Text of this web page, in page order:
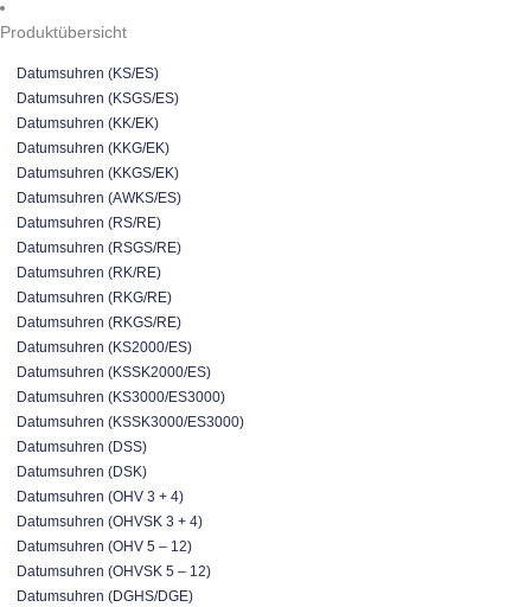
Produktübersicht
Datumsuhren (KS/ES)
Datumsuhren (KSGS/ES)
Datumsuhren (KK/EK)
Datumsuhren (KKG/EK)
Datumsuhren (KKGS/EK)
Datumsuhren (AWKS/ES)
Datumsuhren (RS/RE)
Datumsuhren (RSGS/RE)
Datumsuhren (RK/RE)
Datumsuhren (RKG/RE)
Datumsuhren (RKGS/RE)
Datumsuhren (KS2000/ES)
Datumsuhren (KSSK2000/ES)
Datumsuhren (KS3000/ES3000)
Datumsuhren (KSSK3000/ES3000)
Datumsuhren (DSS)
Datumsuhren (DSK)
Datumsuhren (OHV 3 + 4)
Datumsuhren (OHVSK 3 + 4)
Datumsuhren (OHV 5 – 12)
Datumsuhren (OHVSK 5 – 12)
Datumsuhren (DGHS/DGE)